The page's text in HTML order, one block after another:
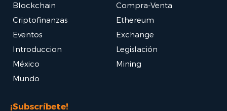
Blockchain
Compra-Venta
Criptofinanzas
Ethereum
Eventos
Exchange
Introduccion
Legislación
México
Mining
Mundo
¡Subscríbete!